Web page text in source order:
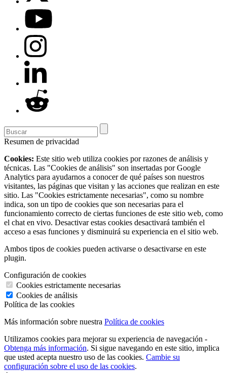
Resumen de privacidad
Cookies: Este sitio web utiliza cookies por razones de análisis y
técnicas. Las "Cookies de análisis" son insertadas por Google
Analytics para ayudarnos a conocer de qué países son nuestros
visitantes, las páginas que visitan y las acciones que realizan en este
sitio. Las "Cookies estrictamente necesarias", como su nombre
indica, son un tipo de cookies que son necesarias para el
funcionamiento correcto de ciertas funciones de este sitio web, como
el chat en vivo. Desactivar estas cookies desactivará también el
acceso a esas funciones y disminuirá su experiencia en el sitio web.
Ambos tipos de cookies pueden activarse o desactivarse en este
plugin.
Configuración de cookies
Cookies estrictamente necesarias
Cookies de análisis
Política de las cookies
Más información sobre nuestra Política de cookies
Utilizamos cookies para mejorar su experiencia de navegación -
Obtenga más información. Si sigue navegando en este sitio, implica
que usted acepta nuestro uso de las cookies. Cambie su
configuración sobre el uso de las cookies.